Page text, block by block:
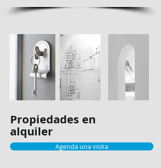
Propiedades en
alquiler
Agenda una visita